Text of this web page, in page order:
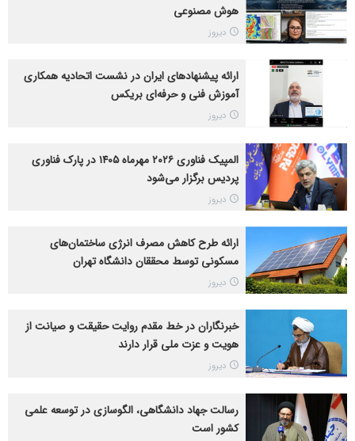
هوش مصنوعی
دیروز
ارائه پیشنهادهای ایران در نشست اتحادیه همکاری
آموزش فنی و حرفه‌ای بریکس
دیروز
المپیک فناوری ۲۰۲۶ مهرماه ۱۴۰۵ در پارک فناوری
پردیس برگزار می‌شود
دیروز
ارائه طرح کاهش مصرف انرژی ساختمان‌های
مسکونی توسط محققان دانشگاه تهران
دیروز
خبرنگاران در خط مقدم روایت حقیقت و صیانت از
هویت و عزت ملی قرار دارند
دیروز
رسالت جهاد دانشگاهی، الگوسازی در توسعه علمی
کشور است